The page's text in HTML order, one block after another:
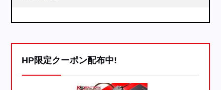
HP限定クーポン配布中!